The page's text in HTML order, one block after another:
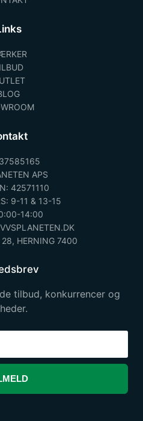
APS
42571110
9-11 & 13-15
14:00
HERNING 7400
tilbud, konkurrencer og